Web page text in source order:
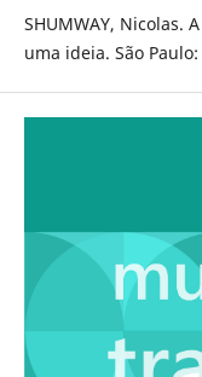
SHUMWAY, Nicolas.
uma ideia. São